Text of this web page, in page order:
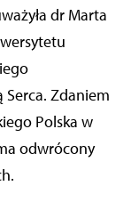
dr Marta
Serca. Zdaniem
Polska w
odwrócony